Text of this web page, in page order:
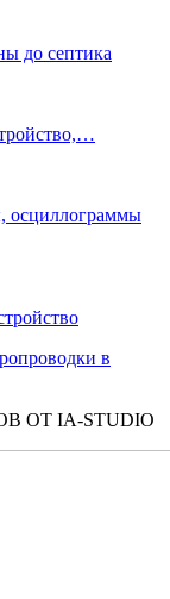
до септика
осциллограммы
в
ОТ IA-STUDIO